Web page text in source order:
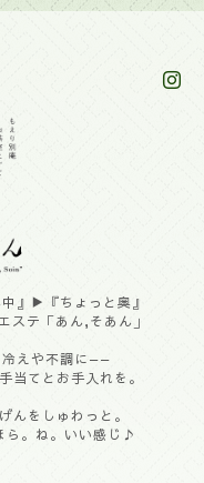
』▶︎『ちょっと奥』
ステ「あん,そあん」
冷えや不調に——
当てとお手入れを。
んをしゅわっと。
ら。ね。いい感じ♪